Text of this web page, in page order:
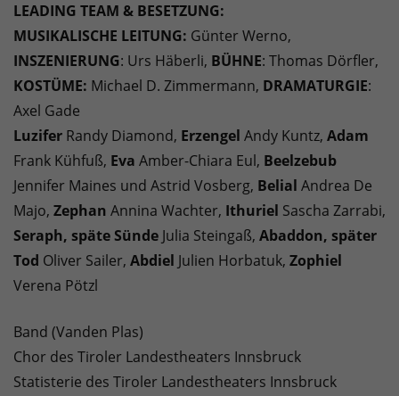
LEADING TEAM & BESETZUNG:
MUSIKALISCHE LEITUNG: Günter Werno,
INSZENIERUNG: Urs Häberli, BÜHNE: Thomas Dörfler,
KOSTÜME: Michael D. Zimmermann, DRAMATURGIE:
Axel Gade
Luzifer Randy Diamond, Erzengel Andy Kuntz, Adam
Frank Kühfuß, Eva Amber-Chiara Eul, Beelzebub
Jennifer Maines und Astrid Vosberg, Belial Andrea De
Majo, Zephan Annina Wachter, Ithuriel Sascha Zarrabi,
Seraph, späte Sünde Julia Steingaß, Abaddon, später
Tod Oliver Sailer, Abdiel Julien Horbatuk, Zophiel
Verena Pötzl
Band (Vanden Plas)
Chor des Tiroler Landestheaters Innsbruck
Statisterie des Tiroler Landestheaters Innsbruck